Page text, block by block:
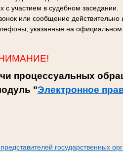
с участием в судебном заседании.
или сообщение действительно
указанные на официальном
процессуальных
"Электронное
государственных